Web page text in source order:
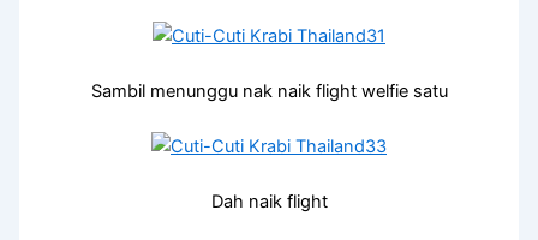
Sambil menunggu nak naik flight welfie satu
Dah naik flight